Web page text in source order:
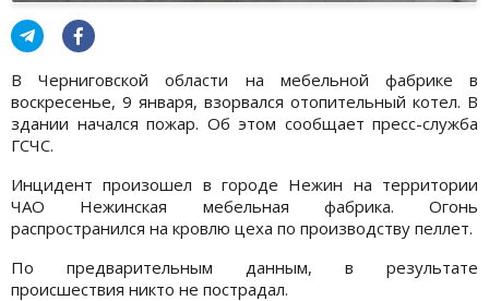
В Черниговской области на мебельной фабрике в
воскресенье, 9 января, взорвался отопительный котел. В
здании начался пожар. Об этом сообщает пресс-служба
ГСЧС.
Инцидент произошел в городе Нежин на территории
ЧАО Нежинская мебельная фабрика. Огонь
распространился на кровлю цеха по производству пеллет.
По предварительным данным, в результате
происшествия никто не пострадал.